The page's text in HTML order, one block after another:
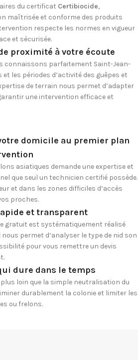
du certificat Certibiocide,
maîtrisée et conforme des produits
respecte les normes en vigueur
et sécurisée.
proximité à votre écoute
connaissons parfaitement Saint-Jean-
les périodes d’activité des guêpes et
de terrain nous permet d’adapter
une intervention efficace et
domicile au premier plan
asiatiques demande une expertise et
que seul un technicien certifié possède.
et dans les zones difficiles d’accès
proches.
et transparent
gratuit est systématiquement réalisé
permet d’analyser le type de nid son
pour vous remettre un devis
dure dans le temps
loin que la simple neutralisation du
durablement la colonie et limiter les
ou frelons.